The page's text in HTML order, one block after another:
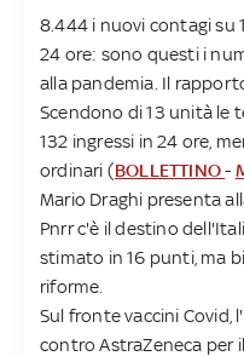
8.444 i nuovi contagi su
24 ore: sono questi i
alla pandemia. Il
Scendono di 13 unità le
132 ingressi in 24 ore,
ordinari (BOLLETTINO-
Mario Draghi presenta
Pnrr c'è il destino
stimato in 16 punti, ma
riforme.
Sul fronte vaccini Covid,
contro AstraZeneca per